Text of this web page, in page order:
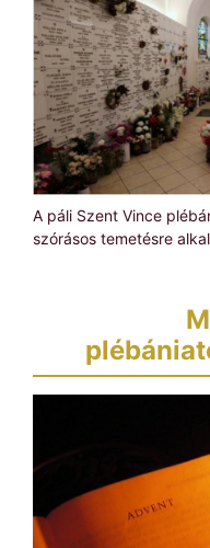
A páli Szent Vince
szórásos temetésre